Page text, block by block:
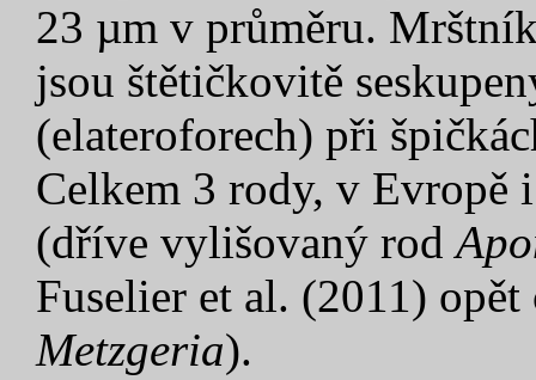
23 µm v průměru.
jsou štětičkovitě
(elateroforech) při
Celkem 3 rody, v Evropě
(dříve vylišovaný rod
Fuselier et al. (2011)
Metzgeria).